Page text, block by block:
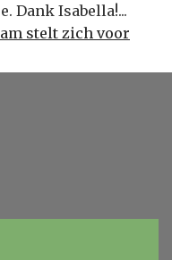
Dank Isabella!...
stelt zich voor